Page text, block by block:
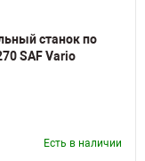
станок по
SAF Vario
Есть в наличии